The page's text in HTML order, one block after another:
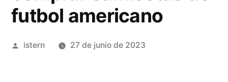
futbol americano
Publicado
istern 27 de junio de 2023